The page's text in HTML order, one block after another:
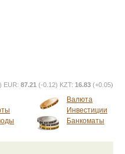
EUR: 87.21 (-0.12) KZT: 16.83 (+0.05)
Валюта
Инвестиции
Банкоматы